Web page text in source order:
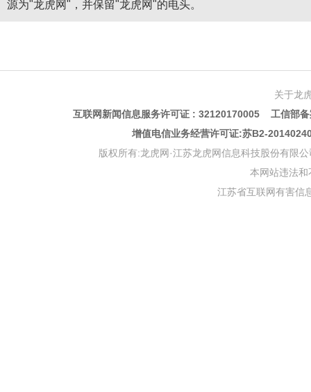
源为"龙虎网"，并保留"龙虎网"的电头。
关于龙
互联网新闻信息服务许可证 : 32120170005 工信部
增值电信业务经营许可证:苏B2-
版权所有:龙虎网·江苏龙虎网信息科技股份有限
本网站违法
江苏省互联网有害